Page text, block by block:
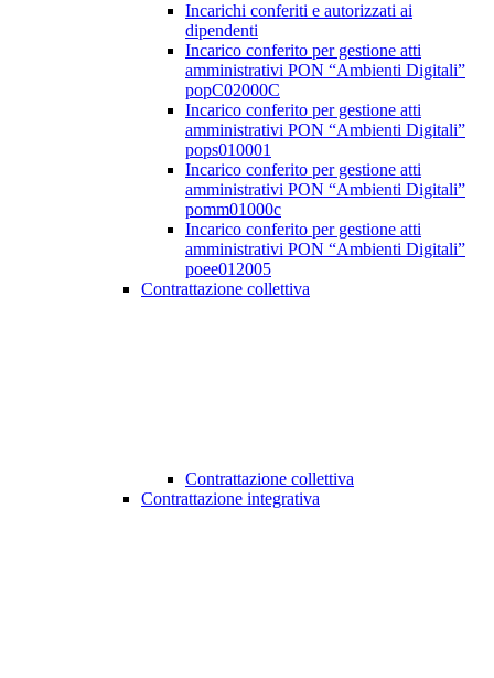
Incarichi conferiti e autorizzati ai
dipendenti
Incarico conferito per gestione atti
amministrativi PON “Ambienti Digitali”
popC02000C
Incarico conferito per gestione atti
amministrativi PON “Ambienti Digitali”
pops010001
Incarico conferito per gestione atti
amministrativi PON “Ambienti Digitali”
pomm01000c
Incarico conferito per gestione atti
amministrativi PON “Ambienti Digitali”
poee012005
Contrattazione collettiva
Contrattazione collettiva
Contrattazione integrativa